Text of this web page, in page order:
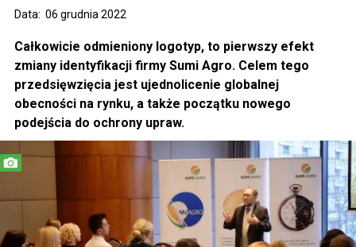
Data: 06 grudnia 2022
Całkowicie odmieniony logotyp, to pierwszy efekt
zmiany identyfikacji firmy Sumi Agro. Celem tego
przedsięwzięcia jest ujednolicenie globalnej
obecności na rynku, a także początku nowego
podejścia do ochrony upraw.